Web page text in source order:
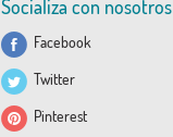
Socializa con nosotros
Facebook
Twitter
Pinterest